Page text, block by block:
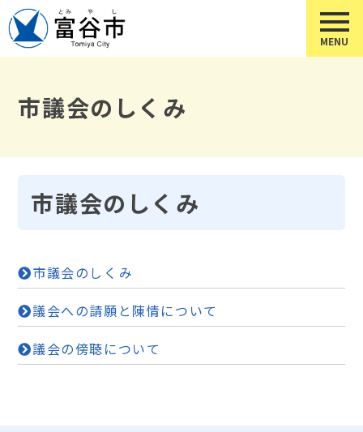
市議会のしくみ
市議会のしくみ
市議会のしくみ
議会への請願と陳情について
議会の傍聴について